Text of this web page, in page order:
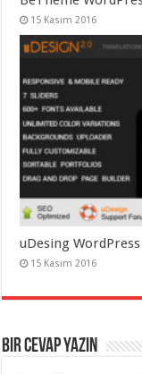
15 Kasım 2016
uDesing
15 Kasım 2016
Bir cevap yazın